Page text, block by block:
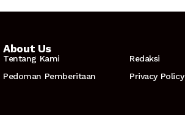
About Us
Tentang Kami
Redaksi
Pedoman Pemberitaan
Privacy Policy